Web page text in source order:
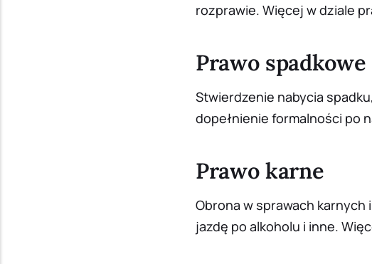
rozprawie. Więcej w dziale
Prawo spadkowe
Stwierdzenie nabycia
dopełnienie formalności po
Prawo karne
Obrona w sprawach
jazdę po alkoholu i inne.